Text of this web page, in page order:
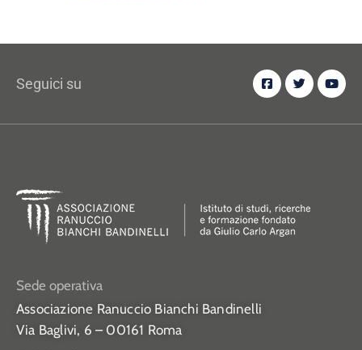
Seguici su
Sede operativa
Associazione Ranuccio Bianchi Bandinelli
Via Baglivi, 6 – 00161 Roma